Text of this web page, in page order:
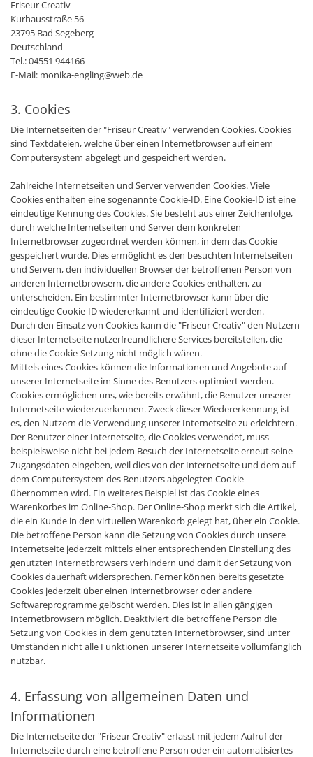
Friseur Creativ
Kurhausstraße 56
23795 Bad Segeberg
Deutschland
Tel.:04551 944166
E-Mail: monika-engling@web.de
3. Cookies
Die Internetseiten der "Friseur Creativ" verwenden Cookies. Cookies
sind Textdateien, welche über einen Internetbrowser auf einem
Computersystem abgelegt und gespeichert werden.
Zahlreiche Internetseiten und Server verwenden Cookies. Viele
Cookies enthalten eine sogenannte Cookie-ID. Eine Cookie-ID ist eine
eindeutige Kennung des Cookies. Sie besteht aus einer Zeichenfolge,
durch welche Internetseiten und Server dem konkreten
Internetbrowser zugeordnet werden können, in dem das Cookie
gespeichert wurde. Dies ermöglicht es den besuchten Internetseiten
und Servern, den individuellen Browser der betroffenen Person von
anderen Internetbrowsern, die andere Cookies enthalten, zu
unterscheiden. Ein bestimmter Internetbrowser kann über die
eindeutige Cookie-ID wiedererkannt und identifiziert werden.
Durch den Einsatz von Cookies kann die "Friseur Creativ" den Nutzern
dieser Internetseite nutzerfreundlichere Services bereitstellen, die
ohne die Cookie-Setzung nicht möglich wären.
Mittels eines Cookies können die Informationen und Angebote auf
unserer Internetseite im Sinne des Benutzers optimiert werden.
Cookies ermöglichen uns, wie bereits erwähnt, die Benutzer unserer
Internetseite wiederzuerkennen. Zweck dieser Wiedererkennung ist
es, den Nutzern die Verwendung unserer Internetseite zu erleichtern.
Der Benutzer einer Internetseite, die Cookies verwendet, muss
beispielsweise nicht bei jedem Besuch der Internetseite erneut seine
Zugangsdaten eingeben, weil dies von der Internetseite und dem auf
dem Computersystem des Benutzers abgelegten Cookie
übernommen wird. Ein weiteres Beispiel ist das Cookie eines
Warenkorbes im Online-Shop. Der Online-Shop merkt sich die Artikel,
die ein Kunde in den virtuellen Warenkorb gelegt hat, über ein Cookie.
Die betroffene Person kann die Setzung von Cookies durch unsere
Internetseite jederzeit mittels einer entsprechenden Einstellung des
genutzten Internetbrowsers verhindern und damit der Setzung von
Cookies dauerhaft widersprechen. Ferner können bereits gesetzte
Cookies jederzeit über einen Internetbrowser oder andere
Softwareprogramme gelöscht werden. Dies ist in allen gängigen
Internetbrowsern möglich. Deaktiviert die betroffene Person die
Setzung von Cookies in dem genutzten Internetbrowser, sind unter
Umständen nicht alle Funktionen unserer Internetseite vollumfänglich
nutzbar.
4. Erfassung von allgemeinen Daten und
Informationen
Die Internetseite der "Friseur Creativ" erfasst mit jedem Aufruf der
Internetseite durch eine betroffene Person oder ein automatisiertes